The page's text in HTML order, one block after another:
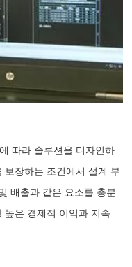
따라 솔루션을 디자인하
보장하는 조건에서 설계 부
배출과 같은 요소를 충분
높은 경제적 이익과 지속